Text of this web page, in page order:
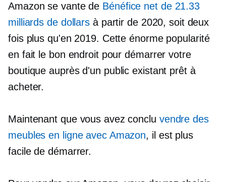
Amazon se vante de Bénéfice net de 21.33
milliards de dollars à partir de 2020, soit deux
fois plus qu'en 2019. Cette énorme popularité
en fait le bon endroit pour démarrer votre
boutique auprès d'un public existant prêt à
acheter.
Maintenant que vous avez conclu vendre des
meubles en ligne avec Amazon, il est plus
facile de démarrer.